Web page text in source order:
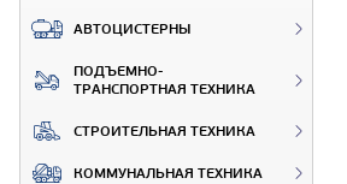
АВТОЦИСТЕРНЫ
ПОДЪЕМНО-
ТРАНСПОРТНАЯ ТЕХНИКА
СТРОИТЕЛЬНАЯ ТЕХНИКА
КОММУНАЛЬНАЯ ТЕХНИКА